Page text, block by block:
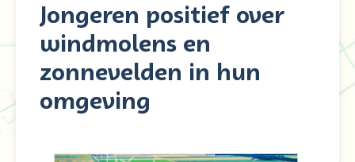
Jongeren positief over
windmolens en
zonnevelden in hun
omgeving